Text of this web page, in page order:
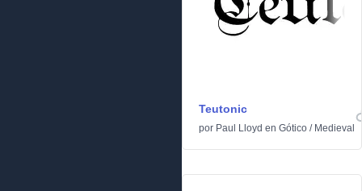
Teutonic
por Paul Lloyd en Gótico / Medieval